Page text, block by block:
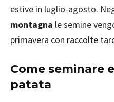
estive in luglio-agosto.
montagna le semine
primavera con raccolte
Come seminare
patata